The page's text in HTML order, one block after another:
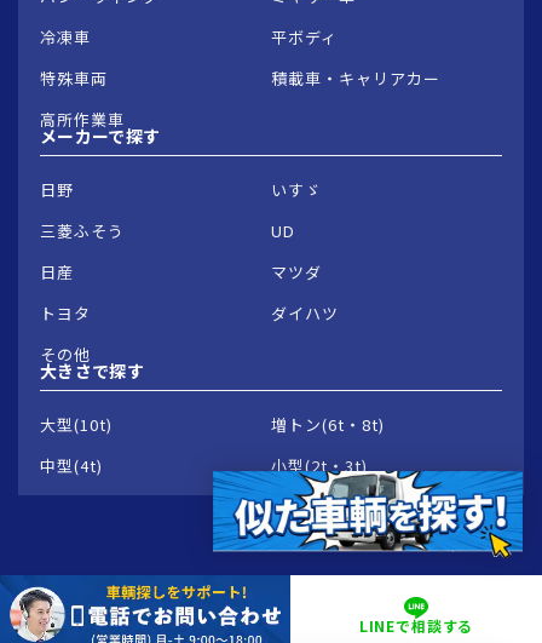
LINEで相談する
冷凍車
平ボディ
特殊車両
積載車・キャリアカー
高所作業車
メーカーで探す
日野
いすゞ
三菱ふそう
UD
日産
マツダ
トヨタ
ダイハツ
その他
大きさで探す
大型(10t)
増トン(6t・8t)
中型(4t)
小型(2t・3t)
© 2026 Groowave Corporation.